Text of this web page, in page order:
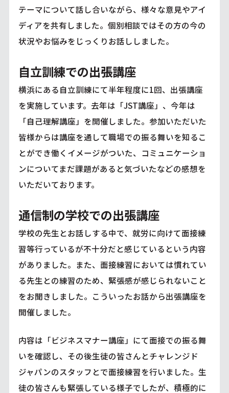
テーマについて話し合いながら、様々な意見やアイ
ディアを共有しました。個別相談ではその方の今の
状況やお悩みをじっくりお話ししました。
自立訓練での出張講座
横浜にある自立訓練にて半年程度に1回、出張講座
を実施しています。去年は 「JST講座」 、今年は
「自己理解講座」 を開催しました。参加いただいた
皆様からは講座を通して職場での振る舞いを知るこ
とができ働くイメージがついた、コミュニケーショ
ンについてまだ課題があると気づいたなどの感想を
いただいております。
通信制の学校での出張講座
学校の先生とお話しする中で、就労に向けて面接練
習等行っているが不十分だと感じているという内容
がありました。また、面接練習においては慣れてい
る先生との練習のため、緊張感が感じられないこと
をお聞きしました。こういったお話から出張講座を
開催しました。
内容は 「ビジネスマナー講座」 にて面接での振る舞
いを確認し、その後生徒の皆さんとチャレンジド
ジャパンのスタッフとで面接練習を行いました。生
徒の皆さんも緊張している様子でしたが、積極的に